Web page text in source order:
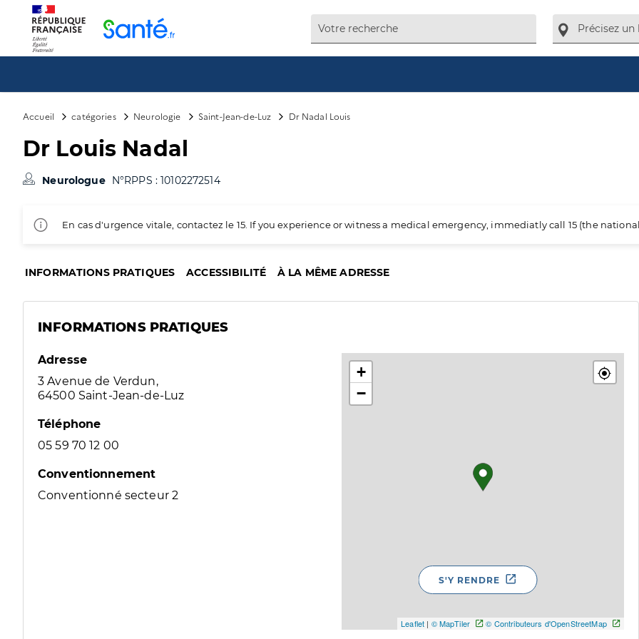
Accueil catégories Neurologie Saint-Jean-de-Luz Dr Nadal Louis
Dr Louis Nadal
Neurologue N°RPPS : 10102272514
En cas d'urgence vitale, contactez le 15. If you experience or witness a medical emergency, immediatly call 15 (the
INFORMATIONS PRATIQUES ACCESSIBILITÉ À LA MÊME ADRESSE
INFORMATIONS PRATIQUES
Adresse
3 Avenue de Verdun,
64500 Saint-Jean-de-Luz
Téléphone
05 59 70 12 00
Conventionnement
Conventionné secteur 2
+
−
Leaflet | © MapTiler © Contributeurs d'OpenStreetMap
S'Y RENDRE
Panneau de gestion des cookies